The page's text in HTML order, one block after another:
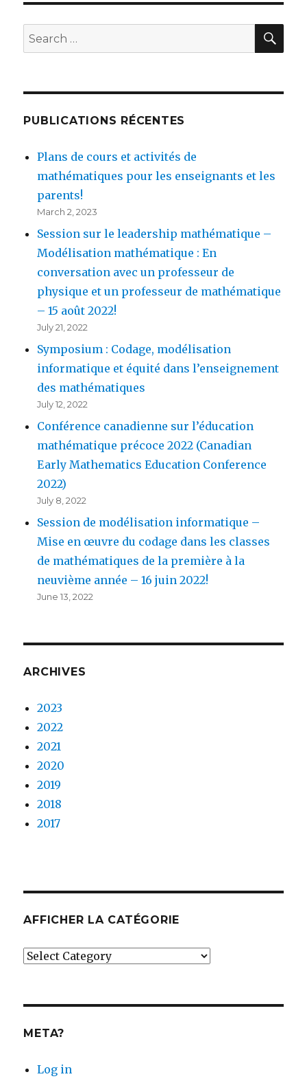
Search
for:
PUBLICATIONS RÉCENTES
Plans de cours et activités de
mathématiques pour les enseignants et les
parents!
March 2, 2023
Session sur le leadership mathématique –
Modélisation mathématique : En
conversation avec un professeur de
physique et un professeur de mathématique
– 15 août 2022!
July 21, 2022
Symposium : Codage, modélisation
informatique et équité dans l’enseignement
des mathématiques
July 12, 2022
Conférence canadienne sur l’éducation
mathématique précoce 2022 (Canadian
Early Mathematics Education Conference
2022)
July 8, 2022
Session de modélisation informatique –
Mise en œuvre du codage dans les classes
de mathématiques de la première à la
neuvième année – 16 juin 2022!
June 13, 2022
ARCHIVES
2023
2022
2021
2020
2019
2018
2017
AFFICHER LA CATÉGORIE
Afficher
META?
Log in